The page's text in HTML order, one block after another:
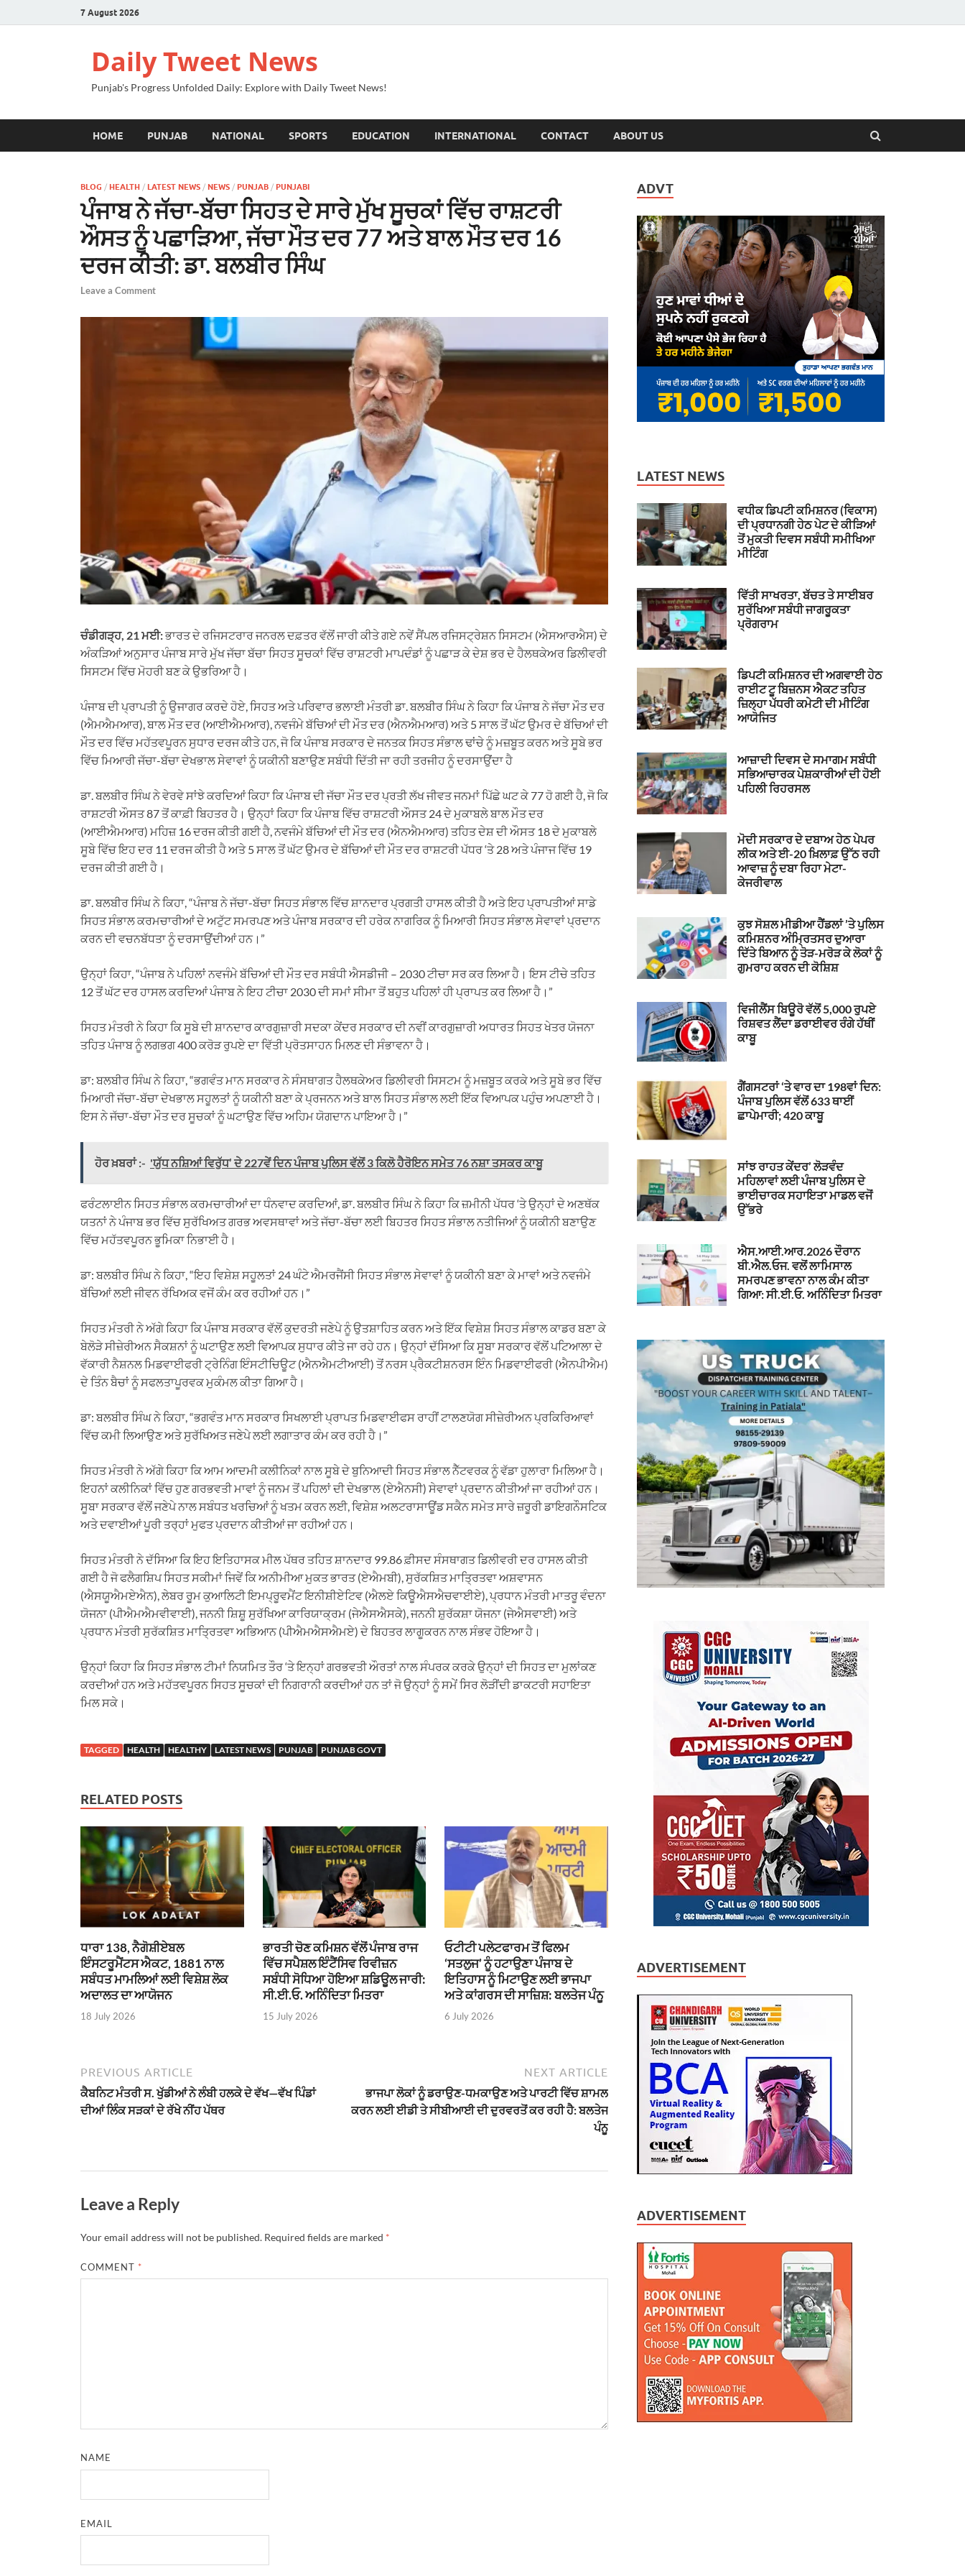
7 August 2026
Daily Tweet News
Punjab's Progress Unfolded Daily: Explore with Daily Tweet News!
HOME PUNJAB NATIONAL SPORTS EDUCATION INTERNATIONAL CONTACT ABOUT US
BLOG / HEALTH / LATEST NEWS / NEWS / PUNJAB / PUNJABI
ਪੰਜਾਬ ਨੇ ਜੱਚਾ-ਬੱਚਾ ਸਿਹਤ ਦੇ ਸਾਰੇ ਮੁੱਖ ਸੂਚਕਾਂ ਵਿੱਚ ਰਾਸ਼ਟਰੀ
ਔਸਤ ਨੂੰ ਪਛਾੜਿਆ, ਜੱਚਾ ਮੌਤ ਦਰ 77 ਅਤੇ ਬਾਲ ਮੌਤ ਦਰ 16
ਦਰਜ ਕੀਤੀ: ਡਾ. ਬਲਬੀਰ ਸਿੰਘ
Leave a Comment
ਚੰਡੀਗੜ੍ਹ, 21 ਮਈ:ਭਾਰਤ ਦੇ ਰਜਿਸਟਰਾਰ ਜਨਰਲ ਦਫ਼ਤਰ ਵੱਲੋਂ ਜਾਰੀ ਕੀਤੇ ਗਏ ਨਵੇਂ ਸੈਂਪਲ ਰਜਿਸਟ੍ਰੇਸ਼ਨ ਸਿਸਟਮ (ਐਸਆਰਐਸ) ਦੇ
ਅੰਕੜਿਆਂ ਅਨੁਸਾਰ ਪੰਜਾਬ ਸਾਰੇ ਮੁੱਖ ਜੱਚਾ ਬੱਚਾ ਸਿਹਤ ਸੂਚਕਾਂ ਵਿੱਚ ਰਾਸ਼ਟਰੀ ਮਾਪਦੰਡਾਂ ਨੂੰ ਪਛਾੜ ਕੇ ਦੇਸ਼ ਭਰ ਦੇ ਹੈਲਥਕੇਅਰ ਡਿਲੀਵਰੀ
ਸਿਸਟਮ ਵਿੱਚ ਮੋਹਰੀ ਬਣ ਕੇ ਉਭਰਿਆ ਹੈ।
ਪੰਜਾਬ ਦੀ ਪ੍ਰਾਪਤੀ ਨੂੰ ਉਜਾਗਰ ਕਰਦੇ ਹੋਏ, ਸਿਹਤ ਅਤੇ ਪਰਿਵਾਰ ਭਲਾਈ ਮੰਤਰੀ ਡਾ. ਬਲਬੀਰ ਸਿੰਘ ਨੇ ਕਿਹਾ ਕਿ ਪੰਜਾਬ ਨੇ ਜੱਚਾ ਮੌਤ ਦਰ
(ਐਮਐਮਆਰ), ਬਾਲ ਮੌਤ ਦਰ (ਆਈਐਮਆਰ), ਨਵਜੰਮੇ ਬੱਚਿਆਂ ਦੀ ਮੌਤ ਦਰ (ਐਨਐਮਆਰ) ਅਤੇ 5 ਸਾਲ ਤੋਂ ਘੱਟ ਉਮਰ ਦੇ ਬੱਚਿਆਂ ਦੀ
ਮੌਤ ਦਰ ਵਿੱਚ ਮਹੱਤਵਪੂਰਨ ਸੁਧਾਰ ਦਰਜ ਕੀਤੇ ਹਨ, ਜੋ ਕਿ ਪੰਜਾਬ ਸਰਕਾਰ ਦੇ ਜਨਤਕ ਸਿਹਤ ਸੰਭਾਲ ਢਾਂਚੇ ਨੂੰ ਮਜ਼ਬੂਤ ਕਰਨ ਅਤੇ ਸੂਬੇ ਭਰ
ਵਿੱਚ ਮਿਆਰੀ ਜੱਚਾ-ਬੱਚਾ ਦੇਖਭਾਲ ਸੇਵਾਵਾਂ ਨੂੰ ਯਕੀਨੀ ਬਣਾਉਣ ਸਬੰਧੀ ਦਿੱਤੀ ਜਾ ਰਹੀ ਤਰਜੀਹ ਨੂੰ ਦਰਸਾਉਂਦਾ ਹੈ
ਡਾ. ਬਲਬੀਰ ਸਿੰਘ ਨੇ ਵੇਰਵੇ ਸਾਂਝੇ ਕਰਦਿਆਂ ਕਿਹਾ ਕਿ ਪੰਜਾਬ ਦੀ ਜੱਚਾ ਮੌਤ ਦਰ ਪ੍ਰਤੀ ਲੱਖ ਜੀਵਤ ਜਨਮਾਂ ਪਿੱਛੇ ਘਟ ਕੇ 77 ਹੋ ਗਈ ਹੈ, ਜੋ ਕਿ
ਰਾਸ਼ਟਰੀ ਔਸਤ 87 ਤੋਂ ਕਾਫ਼ੀ ਬਿਹਤਰ ਹੈ। ਉਨ੍ਹਾਂ ਕਿਹਾ ਕਿ ਪੰਜਾਬ ਵਿੱਚ ਰਾਸ਼ਟਰੀ ਔਸਤ 24 ਦੇ ਮੁਕਾਬਲੇ ਬਾਲ ਮੌਤ ਦਰ
(ਆਈਐਮਆਰ) ਮਹਿਜ਼ 16 ਦਰਜ ਕੀਤੀ ਗਈ ਹੈ, ਨਵਜੰਮੇ ਬੱਚਿਆਂ ਦੀ ਮੌਤ ਦਰ (ਐਨਐਮਆਰ) ਤਹਿਤ ਦੇਸ਼ ਦੀ ਔਸਤ 18 ਦੇ ਮੁਕਾਬਲੇ
ਸੂਬੇ ਵਿੱਚ ਇਹ ਦਰ 11 ਦਰਜ ਕੀਤੀ ਹੈ ਅਤੇ 5 ਸਾਲ ਤੋਂ ਘੱਟ ਉਮਰ ਦੇ ਬੱਚਿਆਂ ਦੀ ਮੌਤ ਦਰ ਰਾਸ਼ਟਰੀ ਪੱਧਰ ‘ਤੇ 28 ਅਤੇ ਪੰਜਾਜ ਵਿੱਚ 19
ਦਰਜ ਕੀਤੀ ਗਈ ਹੈ।
ਡਾ. ਬਲਬੀਰ ਸਿੰਘ ਨੇ ਕਿਹਾ, “ਪੰਜਾਬ ਨੇ ਜੱਚਾ-ਬੱਚਾ ਸਿਹਤ ਸੰਭਾਲ ਵਿੱਚ ਸ਼ਾਨਦਾਰ ਪ੍ਰਗਤੀ ਹਾਸਲ ਕੀਤੀ ਹੈ ਅਤੇ ਇਹ ਪ੍ਰਾਪਤੀਆਂ ਸਾਡੇ
ਸਿਹਤ ਸੰਭਾਲ ਕਰਮਚਾਰੀਆਂ ਦੇ ਅਟੁੱਟ ਸਮਰਪਣ ਅਤੇ ਪੰਜਾਬ ਸਰਕਾਰ ਦੀ ਹਰੇਕ ਨਾਗਰਿਕ ਨੂੰ ਮਿਆਰੀ ਸਿਹਤ ਸੰਭਾਲ ਸੇਵਾਵਾਂ ਪ੍ਰਦਾਨ
ਕਰਨ ਦੀ ਵਚਨਬੱਧਤਾ ਨੂੰ ਦਰਸਾਉਂਦੀਆਂ ਹਨ।”
ਉਨ੍ਹਾਂ ਕਿਹਾ, “ਪੰਜਾਬ ਨੇ ਪਹਿਲਾਂ ਨਵਜੰਮੇ ਬੱਚਿਆਂ ਦੀ ਮੌਤ ਦਰ ਸਬੰਧੀ ਐਸਡੀਜੀ – 2030 ਟੀਚਾ ਸਰ ਕਰ ਲਿਆ ਹੈ। ਇਸ ਟੀਚੇ ਤਹਿਤ
12 ਤੋਂ ਘੱਟ ਦਰ ਹਾਸਲ ਕਰਦਿਆਂ ਪੰਜਾਬ ਨੇ ਇਹ ਟੀਚਾ 2030 ਦੀ ਸਮਾਂ ਸੀਮਾ ਤੋਂ ਬਹੁਤ ਪਹਿਲਾਂ ਹੀ ਪ੍ਰਾਪਤ ਕਰ ਲਿਆ ਹੈ।”
ਸਿਹਤ ਮੰਤਰੀ ਨੇ ਕਿਹਾ ਕਿ ਸੂਬੇ ਦੀ ਸ਼ਾਨਦਾਰ ਕਾਰਗੁਜ਼ਾਰੀ ਸਦਕਾ ਕੇਂਦਰ ਸਰਕਾਰ ਦੀ ਨਵੀਂ ਕਾਰਗੁਜ਼ਾਰੀ ਅਧਾਰਤ ਸਿਹਤ ਖੇਤਰ ਯੋਜਨਾ
ਤਹਿਤ ਪੰਜਾਬ ਨੂੰ ਲਗਭਗ 400 ਕਰੋੜ ਰੁਪਏ ਦਾ ਵਿੱਤੀ ਪ੍ਰੋਤਸਾਹਨ ਮਿਲਣ ਦੀ ਸੰਭਾਵਨਾ ਹੈ।
ਡਾ: ਬਲਬੀਰ ਸਿੰਘ ਨੇ ਕਿਹਾ, “ਭਗਵੰਤ ਮਾਨ ਸਰਕਾਰ ਨੇ ਸੰਸਥਾਗਤ ਹੈਲਥਕੇਅਰ ਡਿਲੀਵਰੀ ਸਿਸਟਮ ਨੂੰ ਮਜ਼ਬੂਤ ਕਰਕੇ ਅਤੇ ਸੂਬੇ ਭਰ ਵਿੱਚ
ਮਿਆਰੀ ਜੱਚਾ-ਬੱਚਾ ਦੇਖਭਾਲ ਸਹੂਲਤਾਂ ਨੂੰ ਯਕੀਨੀ ਬਣਾ ਕੇ ਪ੍ਰਜਨਨ ਅਤੇ ਬਾਲ ਸਿਹਤ ਸੰਭਾਲ ਲਈ ਇੱਕ ਵਿਆਪਕ ਪਹੁੰਚ ਅਪਣਾਈ ਹੈ।
ਇਸ ਨੇ ਜੱਚਾ-ਬੱਚਾ ਮੌਤ ਦਰ ਸੂਚਕਾਂ ਨੂੰ ਘਟਾਉਣ ਵਿੱਚ ਅਹਿਮ ਯੋਗਦਾਨ ਪਾਇਆ ਹੈ।”
ਹੋਰ ਖ਼ਬਰਾਂ :- 'ਯੁੱਧ ਨਸ਼ਿਆਂ ਵਿਰੁੱਧ’ ਦੇ 227ਵੇਂ ਦਿਨ ਪੰਜਾਬ ਪੁਲਿਸ ਵੱਲੋਂ 3 ਕਿਲੋ ਹੈਰੋਇਨ ਸਮੇਤ 76 ਨਸ਼ਾ ਤਸਕਰ ਕਾਬੂ
ਫਰੰਟਲਾਈਨ ਸਿਹਤ ਸੰਭਾਲ ਕਰਮਚਾਰੀਆਂ ਦਾ ਧੰਨਵਾਦ ਕਰਦਿਆਂ, ਡਾ. ਬਲਬੀਰ ਸਿੰਘ ਨੇ ਕਿਹਾ ਕਿ ਜ਼ਮੀਨੀ ਪੱਧਰ ‘ਤੇ ਉਨ੍ਹਾਂ ਦੇ ਅਣਥੱਕ
ਯਤਨਾਂ ਨੇ ਪੰਜਾਬ ਭਰ ਵਿੱਚ ਸੁਰੱਖਿਅਤ ਗਰਭ ਅਵਸਥਾਵਾਂ ਅਤੇ ਜੱਚਾ-ਬੱਚਾ ਲਈ ਬਿਹਤਰ ਸਿਹਤ ਸੰਭਾਲ ਨਤੀਜਿਆਂ ਨੂੰ ਯਕੀਨੀ ਬਣਾਉਣ
ਵਿੱਚ ਮਹੱਤਵਪੂਰਨ ਭੂਮਿਕਾ ਨਿਭਾਈ ਹੈ।
ਡਾ: ਬਲਬੀਰ ਸਿੰਘ ਨੇ ਕਿਹਾ, “ਇਹ ਵਿਸ਼ੇਸ਼ ਸਹੂਲਤਾਂ 24 ਘੰਟੇ ਐਮਰਜੈਂਸੀ ਸਿਹਤ ਸੰਭਾਲ ਸੇਵਾਵਾਂ ਨੂੰ ਯਕੀਨੀ ਬਣਾ ਕੇ ਮਾਵਾਂ ਅਤੇ ਨਵਜੰਮੇ
ਬੱਚਿਆਂ ਲਈ ਜੀਵਨ ਰੱਖਿਅਕ ਵਜੋਂ ਕੰਮ ਕਰ ਰਹੀਆਂ ਹਨ।”
ਸਿਹਤ ਮੰਤਰੀ ਨੇ ਅੱਗੇ ਕਿਹਾ ਕਿ ਪੰਜਾਬ ਸਰਕਾਰ ਵੱਲੋਂ ਕੁਦਰਤੀ ਜਣੇਪੇ ਨੂੰ ਉਤਸ਼ਾਹਿਤ ਕਰਨ ਅਤੇ ਇੱਕ ਵਿਸ਼ੇਸ਼ ਸਿਹਤ ਸੰਭਾਲ ਕਾਡਰ ਬਣਾ ਕੇ
ਬੇਲੋੜੇ ਸੀਜ਼ੇਰੀਅਨ ਸੈਕਸ਼ਨਾਂ ਨੂੰ ਘਟਾਉਣ ਲਈ ਵਿਆਪਕ ਸੁਧਾਰ ਕੀਤੇ ਜਾ ਰਹੇ ਹਨ। ਉਨ੍ਹਾਂ ਦੱਸਿਆ ਕਿ ਸੂਬਾ ਸਰਕਾਰ ਵੱਲੋਂ ਪਟਿਆਲਾ ਦੇ
ਵੱਕਾਰੀ ਨੈਸ਼ਨਲ ਮਿਡਵਾਈਫਰੀ ਟ੍ਰੇਨਿੰਗ ਇੰਸਟੀਚਿਊਟ (ਐਨਐਮਟੀਆਈ) ਤੋਂ ਨਰਸ ਪ੍ਰੈਕਟੀਸ਼ਨਰਸ ਇੰਨ ਮਿਡਵਾਈਫਰੀ (ਐਨਪੀਐਮ)
ਦੇ ਤਿੰਨ ਬੈਚਾਂ ਨੂੰ ਸਫਲਤਾਪੂਰਵਕ ਮੁਕੰਮਲ ਕੀਤਾ ਗਿਆ ਹੈ।
ਡਾ: ਬਲਬੀਰ ਸਿੰਘ ਨੇ ਕਿਹਾ, “ਭਗਵੰਤ ਮਾਨ ਸਰਕਾਰ ਸਿਖਲਾਈ ਪ੍ਰਾਪਤ ਮਿਡਵਾਈਫਸ ਰਾਹੀਂ ਟਾਲਣਯੋਗ ਸੀਜ਼ੇਰੀਅਨ ਪ੍ਰਕਿਰਿਆਵਾਂ
ਵਿੱਚ ਕਮੀ ਲਿਆਉਣ ਅਤੇ ਸੁਰੱਖਿਅਤ ਜਣੇਪੇ ਲਈ ਲਗਾਤਾਰ ਕੰਮ ਕਰ ਰਹੀ ਹੈ।”
ਸਿਹਤ ਮੰਤਰੀ ਨੇ ਅੱਗੇ ਕਿਹਾ ਕਿ ਆਮ ਆਦਮੀ ਕਲੀਨਿਕਾਂ ਨਾਲ ਸੂਬੇ ਦੇ ਬੁਨਿਆਦੀ ਸਿਹਤ ਸੰਭਾਲ ਨੈੱਟਵਰਕ ਨੂੰ ਵੱਡਾ ਹੁਲਾਰਾ ਮਿਲਿਆ ਹੈ।
ਇਹਨਾਂ ਕਲੀਨਿਕਾਂ ਵਿੱਚ ਹੁਣ ਗਰਭਵਤੀ ਮਾਵਾਂ ਨੂੰ ਜਨਮ ਤੋਂ ਪਹਿਲਾਂ ਦੀ ਦੇਖਭਾਲ (ਏਐਨਸੀ) ਸੇਵਾਵਾਂ ਪ੍ਰਦਾਨ ਕੀਤੀਆਂ ਜਾ ਰਹੀਆਂ ਹਨ।
ਸੂਬਾ ਸਰਕਾਰ ਵੱਲੋਂ ਜਣੇਪੇ ਨਾਲ ਸਬੰਧਤ ਖਰਚਿਆਂ ਨੂੰ ਖਤਮ ਕਰਨ ਲਈ, ਵਿਸ਼ੇਸ਼ ਅਲਟਰਾਸਾਊਂਡ ਸਕੈਨ ਸਮੇਤ ਸਾਰੇ ਜ਼ਰੂਰੀ ਡਾਇਗਨੌਸਟਿਕ
ਅਤੇ ਦਵਾਈਆਂ ਪੂਰੀ ਤਰ੍ਹਾਂ ਮੁਫਤ ਪ੍ਰਦਾਨ ਕੀਤੀਆਂ ਜਾ ਰਹੀਆਂ ਹਨ।
ਸਿਹਤ ਮੰਤਰੀ ਨੇ ਦੱਸਿਆ ਕਿ ਇਹ ਇਤਿਹਾਸਕ ਮੀਲ ਪੱਥਰ ਤਹਿਤ ਸ਼ਾਨਦਾਰ 99.86 ਫ਼ੀਸਦ ਸੰਸਥਾਗਤ ਡਿਲੀਵਰੀ ਦਰ ਹਾਸਲ ਕੀਤੀ
ਗਈ ਹੈ ਜੋ ਫਲੈਗਸ਼ਿਪ ਸਿਹਤ ਸਕੀਮਾਂ ਜਿਵੇਂ ਕਿ ਅਨੀਮੀਆ ਮੁਕਤ ਭਾਰਤ (ਏਐਮਬੀ), ਸੁਰੱਕਸ਼ਿਤ ਮਾਤ੍ਰਿਤਵਾ ਅਸ਼ਵਾਸਨ
(ਐਸਯੂਐਮਏਐਨ), ਲੇਬਰ ਰੂਮ ਕੁਆਲਿਟੀ ਇਮਪ੍ਰੂਵਮੈਂਟ ਇਨੀਸ਼ੀਏਟਿਵ (ਐਲਏ ਕਿਊਐਸਐਚਵਾਈਏ), ਪ੍ਰਧਾਨ ਮੰਤਰੀ ਮਾਤਰੂ ਵੰਦਨਾ
ਯੋਜਨਾ (ਪੀਐਮਐਮਵੀਵਾਈ), ਜਨਨੀ ਸ਼ਿਸ਼ੂ ਸੁਰੱਖਿਆ ਕਾਰਿਯਾਕ੍ਰਮ (ਜੇਐਸਐਸਕੇ), ਜਨਨੀ ਸ਼ੁਰੱਕਸ਼ਾ ਯੋਜਨਾ (ਜੇਐਸਵਾਈ) ਅਤੇ
ਪ੍ਰਧਾਨ ਮੰਤਰੀ ਸੁਰੱਕਸ਼ਿਤ ਮਾਤ੍ਰਿਤਵਾ ਅਭਿਆਨ (ਪੀਐਮਐਸਐਮਏ) ਦੇ ਬਿਹਤਰ ਲਾਗੂਕਰਨ ਨਾਲ ਸੰਭਵ ਹੋਇਆ ਹੈ।
ਉਨ੍ਹਾਂ ਕਿਹਾ ਕਿ ਸਿਹਤ ਸੰਭਾਲ ਟੀਮਾਂ ਨਿਯਮਿਤ ਤੌਰ ‘ਤੇ ਇਨ੍ਹਾਂ ਗਰਭਵਤੀ ਔਰਤਾਂ ਨਾਲ ਸੰਪਰਕ ਕਰਕੇ ਉਨ੍ਹਾਂ ਦੀ ਸਿਹਤ ਦਾ ਮੁਲਾਂਕਣ
ਕਰਦੀਆਂ ਹਨ ਅਤੇ ਮਹੱਤਵਪੂਰਨ ਸਿਹਤ ਸੂਚਕਾਂ ਦੀ ਨਿਗਰਾਨੀ ਕਰਦੀਆਂ ਹਨ ਤਾਂ ਜੋ ਉਨ੍ਹਾਂ ਨੂੰ ਸਮੇਂ ਸਿਰ ਲੋੜੀਂਦੀ ਡਾਕਟਰੀ ਸਹਾਇਤਾ
ਮਿਲ ਸਕੇ।
TAGGED HEALTH HEALTHY LATEST NEWS PUNJAB PUNJAB GOVT
RELATED POSTS
ਧਾਰਾ 138, ਨੈਗੋਸ਼ੀਏਬਲ
ਇੰਸਟਰੂਮੈਂਟਸ ਐਕਟ, 1881 ਨਾਲ
ਸਬੰਧਤ ਮਾਮਲਿਆਂ ਲਈ ਵਿਸ਼ੇਸ਼ ਲੋਕ
ਅਦਾਲਤ ਦਾ ਆਯੋਜਨ
18 July 2026
ਭਾਰਤੀ ਚੋਣ ਕਮਿਸ਼ਨ ਵੱਲੋਂ ਪੰਜਾਬ ਰਾਜ
ਵਿੱਚ ਸਪੈਸ਼ਲ ਇੰਟੈਂਸਿਵ ਰਿਵੀਜ਼ਨ
ਸਬੰਧੀ ਸੋਧਿਆ ਹੋਇਆ ਸ਼ਡਿਊਲ ਜਾਰੀ:
ਸੀ.ਈ.ਓ. ਅਨਿੰਦਿਤਾ ਮਿਤਰਾ
15 July 2026
ਓਟੀਟੀ ਪਲੇਟਫਾਰਮ ਤੋਂ ਫਿਲਮ
‘ਸਤਲੁਜ’ ਨੂੰ ਹਟਾਉਣਾ ਪੰਜਾਬ ਦੇ
ਇਤਿਹਾਸ ਨੂੰ ਮਿਟਾਉਣ ਲਈ ਭਾਜਪਾ
ਅਤੇ ਕਾਂਗਰਸ ਦੀ ਸਾਜ਼ਿਸ਼: ਬਲਤੇਜ ਪੰਨੂ
6 July 2026
PREVIOUS ARTICLE
ਕੈਬਨਿਟ ਮੰਤਰੀ ਸ. ਖੁੱਡੀਆਂ ਨੇ ਲੰਬੀ ਹਲਕੇ ਦੇ ਵੱਖ—ਵੱਖ ਪਿੰਡਾਂ
ਦੀਆਂ ਲਿੰਕ ਸੜਕਾਂ ਦੇ ਰੱਖੇ ਨੀਂਹ ਪੱਥਰ
NEXT ARTICLE
ਭਾਜਪਾ ਲੋਕਾਂ ਨੂੰ ਡਰਾਉਣ-ਧਮਕਾਉਣ ਅਤੇ ਪਾਰਟੀ ਵਿੱਚ ਸ਼ਾਮਲ
ਕਰਨ ਲਈ ਈਡੀ ਤੇ ਸੀਬੀਆਈ ਦੀ ਦੁਰਵਰਤੋਂ ਕਰ ਰਹੀ ਹੈ: ਬਲਤੇਜ
ਪੰਨੂ
Leave a Reply
Your email address will not be published. Required fields are marked *
COMMENT *
NAME
EMAIL
ADVT
LATEST NEWS
ਵਧੀਕ ਡਿਪਟੀ ਕਮਿਸ਼ਨਰ (ਵਿਕਾਸ)
ਦੀ ਪ੍ਰਧਾਨਗੀ ਹੇਠ ਪੇਟ ਦੇ ਕੀੜਿਆਂ
ਤੋਂ ਮੁਕਤੀ ਦਿਵਸ ਸਬੰਧੀ ਸਮੀਖਿਆ
ਮੀਟਿੰਗ
ਵਿੱਤੀ ਸਾਖਰਤਾ, ਬੱਚਤ ਤੇ ਸਾਈਬਰ
ਸੁਰੱਖਿਆ ਸਬੰਧੀ ਜਾਗਰੂਕਤਾ
ਪ੍ਰੋਗਰਾਮ
ਡਿਪਟੀ ਕਮਿਸ਼ਨਰ ਦੀ ਅਗਵਾਈ ਹੇਠ
ਰਾਈਟ ਟੂ ਬਿਜ਼ਨਸ ਐਕਟ ਤਹਿਤ
ਜ਼ਿਲ੍ਹਾ ਪੱਧਰੀ ਕਮੇਟੀ ਦੀ ਮੀਟਿੰਗ
ਆਯੋਜਿਤ
ਆਜ਼ਾਦੀ ਦਿਵਸ ਦੇ ਸਮਾਗਮ ਸਬੰਧੀ
ਸਭਿਆਚਾਰਕ ਪੇਸ਼ਕਾਰੀਆਂ ਦੀ ਹੋਈ
ਪਹਿਲੀ ਰਿਹਰਸਲ
ਮੋਦੀ ਸਰਕਾਰ ਦੇ ਦਬਾਅ ਹੇਠ ਪੇਪਰ
ਲੀਕ ਅਤੇ ਈ-20 ਖ਼ਿਲਾਫ਼ ਉੱਠ ਰਹੀ
ਆਵਾਜ਼ ਨੂੰ ਦਬਾ ਰਿਹਾ ਮੇਟਾ-
ਕੇਜਰੀਵਾਲ
ਕੁਝ ਸੋਸ਼ਲ ਮੀਡੀਆ ਹੈਂਡਲਾਂ ’ਤੇ ਪੁਲਿਸ
ਕਮਿਸ਼ਨਰ ਅੰਮ੍ਰਿਤਸਰ ਦੁਆਰਾ
ਦਿੱਤੇ ਬਿਆਨ ਨੂੰ ਤੋੜ-ਮਰੋੜ ਕੇ ਲੋਕਾਂ ਨੂੰ
ਗੁਮਰਾਹ ਕਰਨ ਦੀ ਕੋਸ਼ਿਸ਼
ਵਿਜੀਲੈਂਸ ਬਿਊਰੋ ਵੱਲੋਂ 5,000 ਰੁਪਏ
ਰਿਸ਼ਵਤ ਲੈਂਦਾ ਡਰਾਈਵਰ ਰੰਗੇ ਹੱਥੀਂ
ਕਾਬੂ
ਗੈਂਗਸਟਰਾਂ ‘ਤੇ ਵਾਰ ਦਾ 198ਵਾਂ ਦਿਨ:
ਪੰਜਾਬ ਪੁਲਿਸ ਵੱਲੋਂ 633 ਥਾਈਂ
ਛਾਪੇਮਾਰੀ; 420 ਕਾਬੂ
ਸਾਂਝ ਰਾਹਤ ਕੇਂਦਰ’ ਲੋੜਵੰਦ
ਮਹਿਲਾਵਾਂ ਲਈ ਪੰਜਾਬ ਪੁਲਿਸ ਦੇ
ਭਾਈਚਾਰਕ ਸਹਾਇਤਾ ਮਾਡਲ ਵਜੋਂ
ਉੱਭਰੇ
ਐਸ.ਆਈ.ਆਰ.2026 ਦੌਰਾਨ
ਬੀ.ਐਲ.ਓਜ. ਵਲੋਂ ਲਾਮਿਸਾਲ
ਸਮਰਪਣ ਭਾਵਨਾ ਨਾਲ ਕੰਮ ਕੀਤਾ
ਗਿਆ: ਸੀ.ਈ.ਓ. ਅਨਿੰਦਿਤਾ ਮਿਤਰਾ
ADVERTISEMENT
ADVERTISEMENT